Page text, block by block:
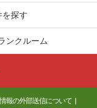
を探す
ンクルーム
報の外部送信について